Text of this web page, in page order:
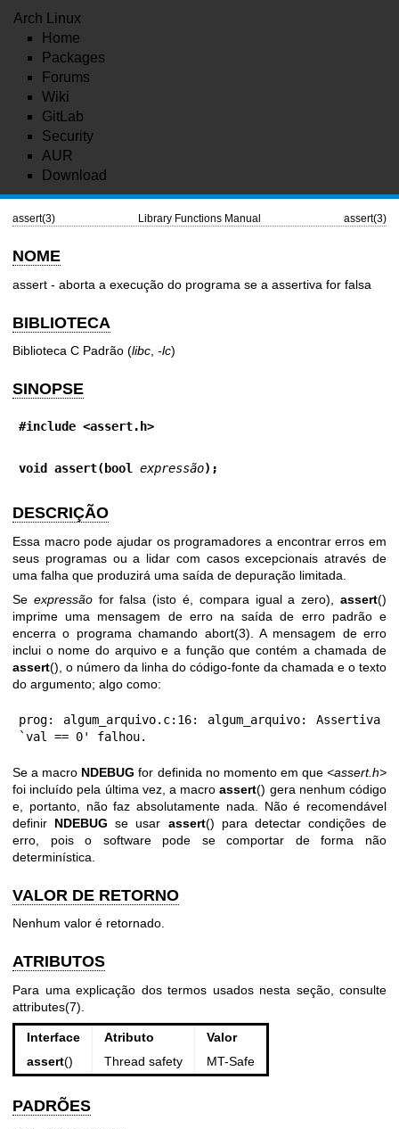
Arch Linux
Home
Packages
Forums
Wiki
GitLab
Security
AUR
Download
assert(3) Library Functions Manual assert(3)
NOME
assert - aborta a execução do programa se a assertiva for falsa
BIBLIOTECA
Biblioteca C Padrão (libc -lc)
SINOPSE
#include <assert.h>
void assert(bool expressão);
DESCRIÇÃO
Essa macro pode ajudar os programadores a encontrar erros em
seus programas ou a lidar com casos excepcionais através de
uma falha que produzirá uma saída de depuração limitada.
Se expressãofor falsa (isto é, compara igual a zero),assert()
imprime uma mensagem de erro na saída de erro padrão e
encerra o programa chamando abort(3) . A mensagem de erro
inclui o nome do arquivo e a função que contém a chamada de
assert(), o número da linha do código-fonte da chamada e o texto
do argumento; algo como:
prog: algum_arquivo.c:16: algum_arquivo: Assertiva
`val == 0' falhou.
Se a macro NDEBUG for definida no momento em que<assert.h>
foi incluído pela última vez, a macroassert() gera nenhum código
e, portanto, não faz absolutamente nada. Não é recomendável
definir NDEBUG se usar assert() para detectar condições de
erro, pois o software pode se comportar de forma não
determinística.
VALOR DE RETORNO
Nenhum valor é retornado.
ATRIBUTOS
Para uma explicação dos termos usados nesta seção, consulte
attributes(7)
Interface Atributo
Valor
assert() Thread safety MT-Safe
PADRÕES